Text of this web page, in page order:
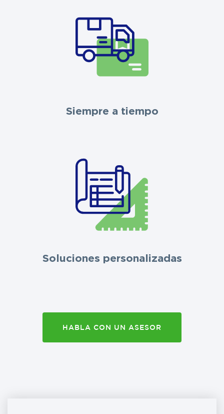
Siempre a tiempo
Soluciones personalizadas
HABLA CON UN ASESOR